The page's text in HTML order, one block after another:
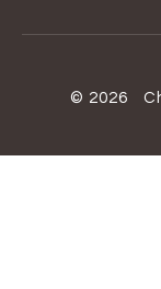
© 2026